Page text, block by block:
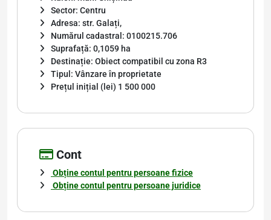
Sector: Centru
Adresa: str. Galați,
Numărul cadastral: 0100215.706
Suprafață: 0,1059 ha
Destinație: Obiect compatibil cu zona R3
Tipul: Vânzare în proprietate
Prețul inițial (lei) 1 500 000
Cont
Obține contul pentru persoane fizice
Obține contul pentru persoane juridice